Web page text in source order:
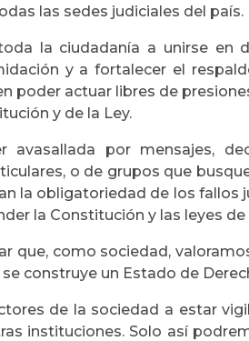
las sedes judiciales del país.
la ciudadanía a unirse en
y a fortalecer el
poder actuar libres de
y de la Ley.
avasallada por mensajes,
o de grupos que
la obligatoriedad de los fallos
la Constitución y las leyes de
que, como sociedad,
construye un Estado de
de la sociedad a estar
instituciones. Solo así